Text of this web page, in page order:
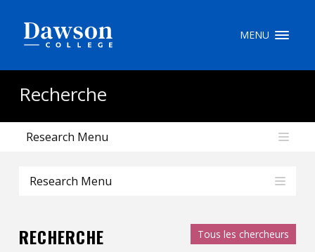
MENU
Recherche
Research Menu
Research Menu
RECHERCHE Tous les chercheurs
Comment postuler